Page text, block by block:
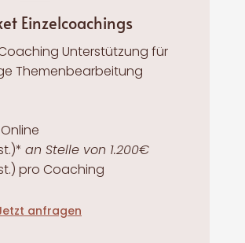
Einzelcoachings
Unterstützung für
Themenbearbeitung
* an Stelle von 1.200€
pro Coaching
anfragen